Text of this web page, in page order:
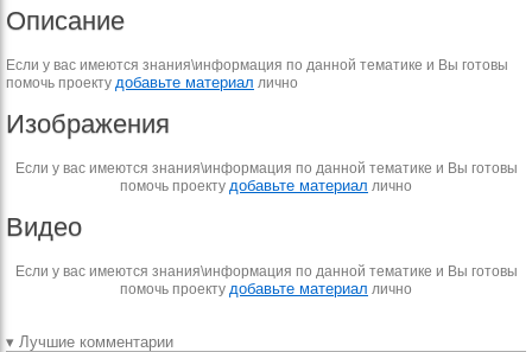
Описание
Если у вас имеются знания\информация по данной тематике и Вы готовы
помочь проекту добавьте материал лично
Изображения
Если у вас имеются знания\информация по данной тематике и Вы готовы
помочь проекту добавьте материал лично
Видео
Если у вас имеются знания\информация по данной тематике и Вы готовы
помочь проекту добавьте материал лично
▾ Лучшие комментарии